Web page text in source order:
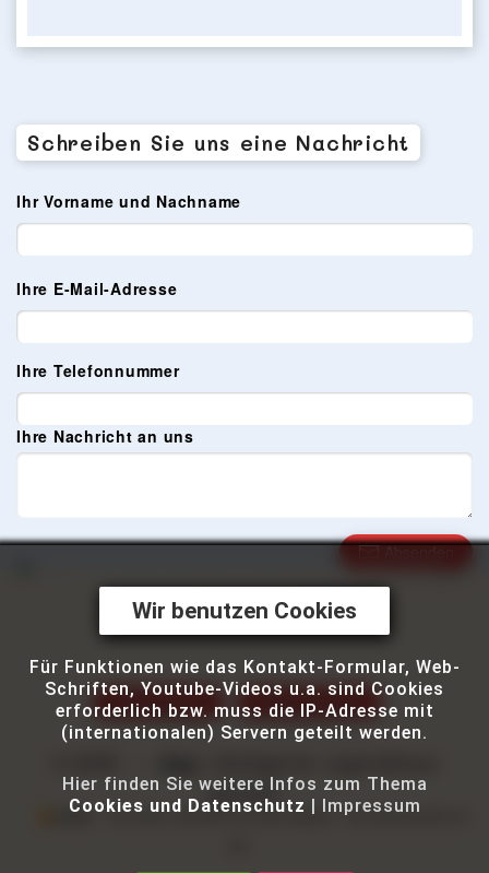
Schreiben Sie uns eine Nachricht
Ihr Vorname und Nachname
Ihre E-Mail-Adresse
Ihre Telefonnummer
Ihre Nachricht an uns
Absenden
Impressum Datenschutz
gGmbH
Wir werden unterstützt von Kasse Speedy – dem Kassensystem für
Wir benutzen Cookies
Für Funktionen wie das Kontakt-Formular, Web-
Schriften, Youtube-Videos u.a. sind Cookies
erforderlich bzw. muss die IP-Adresse mit
(internationalen) Servern geteilt werden.
Hier finden Sie weitere Infos zum Thema
Cookies und Datenschutz | Impressum